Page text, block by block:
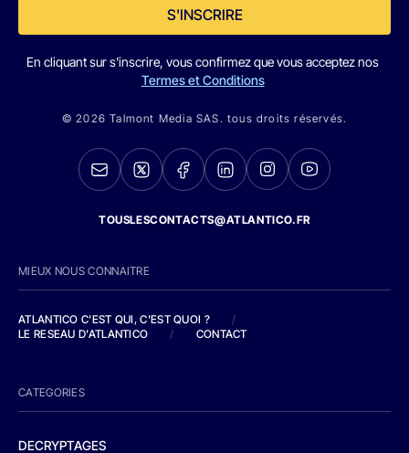
S'INSCRIRE
En cliquant sur s'inscrire, vous confirmez que vous acceptez nos
Termes et Conditions
© 2026 Talmont Media SAS. tous droits réservés.
TOUSLESCONTACTS@ATLANTICO.FR
MIEUX NOUS CONNAITRE
ATLANTICO C'EST QUI, C'EST QUOI ?
/
LE RESEAU D'ATLANTICO
/ CONTACT
CATEGORIES
DECRYPTAGES